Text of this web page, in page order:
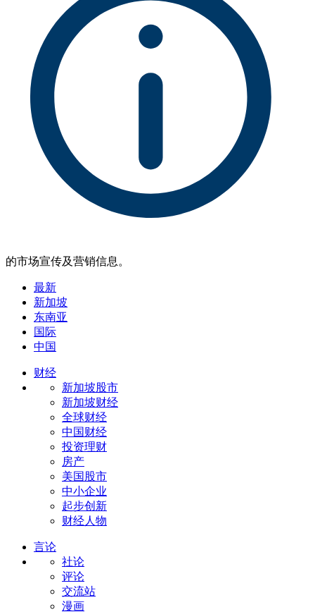
的市场宣传及营销信息。
最新
新加坡
东南亚
国际
中国
财经
新加坡股市
新加坡财经
全球财经
中国财经
投资理财
房产
美国股市
中小企业
起步创新
财经人物
言论
社论
评论
交流站
漫画